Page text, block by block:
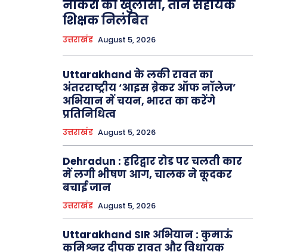
नौकरी का खुलासा, तीन सहायक
शिक्षक निलंबित
उत्तराखंड August 5, 2026
Uttarakhand के लकी रावत का
अंतरराष्ट्रीय ‘आइस ब्रेकर ऑफ नॉलेज’
अभियान में चयन, भारत का करेंगे
प्रतिनिधित्व
उत्तराखंड August 5, 2026
Dehradun : हरिद्वार रोड पर चलती कार
में लगी भीषण आग, चालक ने कूदकर
बचाई जान
उत्तराखंड August 5, 2026
Uttarakhand SIR अभियान : कुमाऊं
कमिश्नर दीपक रावत और विधायक